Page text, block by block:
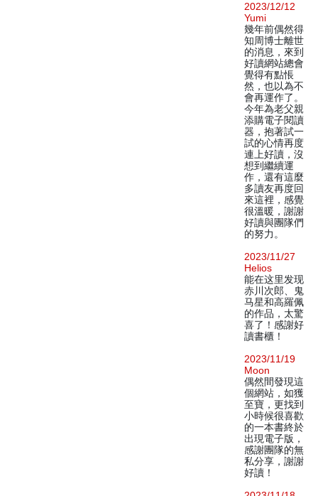
2023/12/12
Yumi
幾年前偶然得
知周博士離世
的消息，來到
好讀網站總會
覺得有點悵
然，也以為不
會再運作了。
今年為老父親
添購電子閱讀
器，抱著試一
試的心情再度
連上好讀，沒
想到繼續運
作，還有這麼
多讀友再度回
來這裡，感覺
很溫暖，謝謝
好讀與團隊們
的努力。
2023/11/27
Helios
能在这里发现
赤川次郎、鬼
马星和高羅佩
的作品，太驚
喜了！感謝好
讀書櫃！
2023/11/19
Moon
偶然間發現這
個網站，如獲
至寶，更找到
小時候很喜歡
的一本書終於
出現電子版，
感謝團隊的無
私分享，謝謝
好讀！